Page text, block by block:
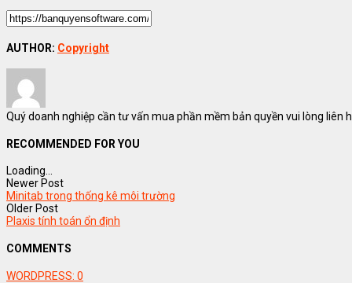
AUTHOR: Copyright
Quý doanh nghiệp cần tư vấn mua phần mềm bản quyền vui lòng liên
RECOMMENDED FOR YOU
Loading...
Newer Post
Minitab trong thống kê môi trường
Older Post
Plaxis tính toán ổn định
COMMENTS
WORDPRESS: 0